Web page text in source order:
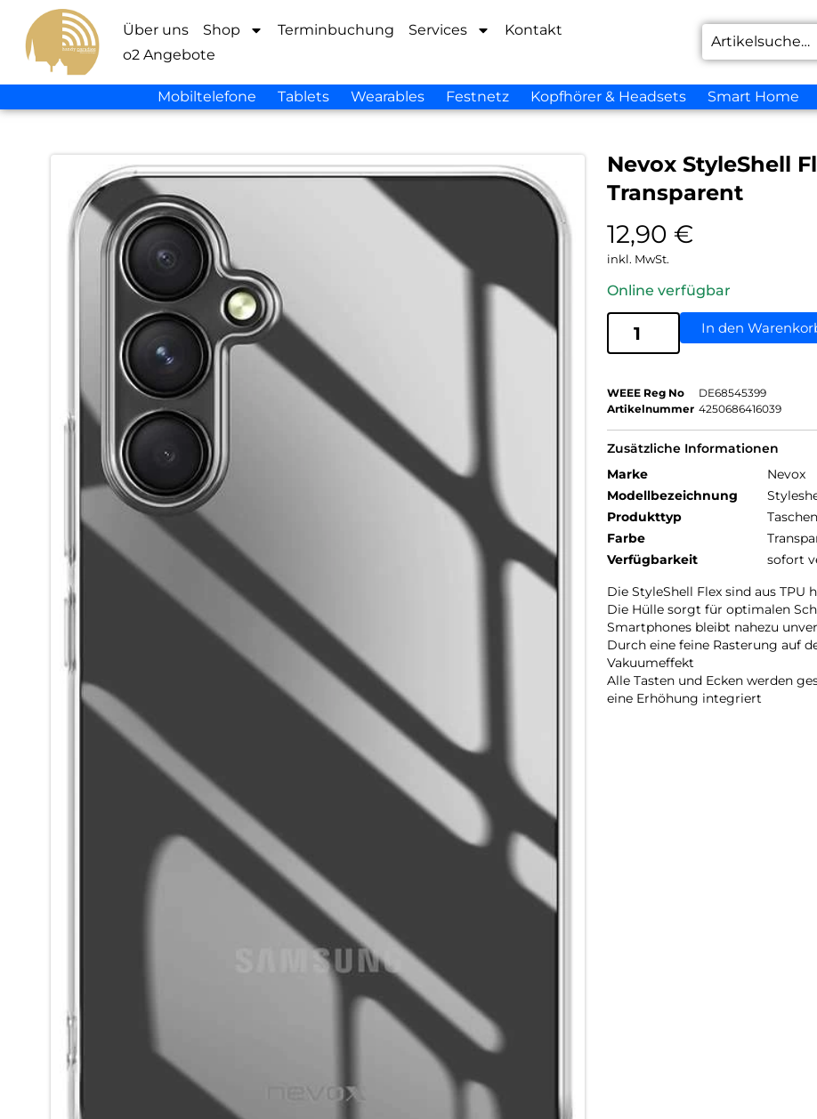
Über uns Shop Terminbuchung Services
Kontakt
o2 Angebote
Mobiltelefone Tablets Wearables Festnetz Kopfhörer & Headsets Smart Home
Nevox StyleShell
Transparent
12,90 €
inkl. MwSt.
Online verfügbar
In den
WEEE Reg No
DE68545399
Artikelnummer 4250686416039
Zusätzliche Informationen
Marke
Nevox
Modellbezeichnung
Produkttyp
Farbe
Verfügbarkeit
sofort
Die StyleShell Flex sind aus
Die Hülle sorgt für optimalen
Smartphones bleibt nahezu
Durch eine feine Rasterung auf
Vakuumeffekt
Alle Tasten und Ecken werden
eine Erhöhung integriert